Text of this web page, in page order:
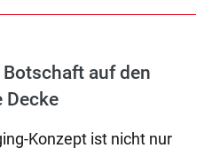
auf den
Decke
Konzept ist nicht nur